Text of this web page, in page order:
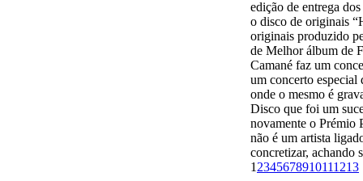
1 2345678910111213